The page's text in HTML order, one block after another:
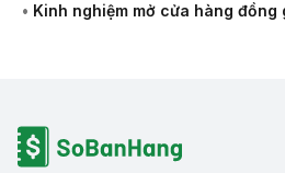
• Kinh nghiệm mở cửa hàng